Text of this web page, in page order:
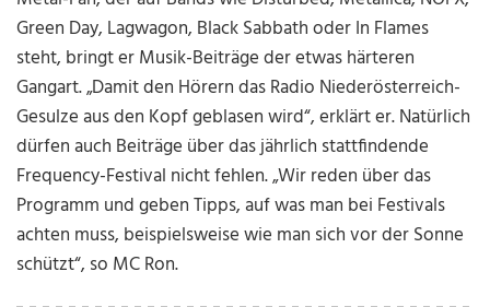
Green Day, Lagwagon, Black Sabbath oder In Flames
steht, bringt er Musik-Beiträge der etwas härteren
Gangart. „Damit den Hörern das Radio Niederösterreich-
Gesulze aus den Kopf geblasen wird“, erklärt er. Natürlich
dürfen auch Beiträge über das jährlich stattfindende
Frequency-Festival nicht fehlen. „Wir reden über das
Programm und geben Tipps, auf was man bei Festivals
achten muss, beispielsweise wie man sich vor der Sonne
schützt“, so MC Ron.